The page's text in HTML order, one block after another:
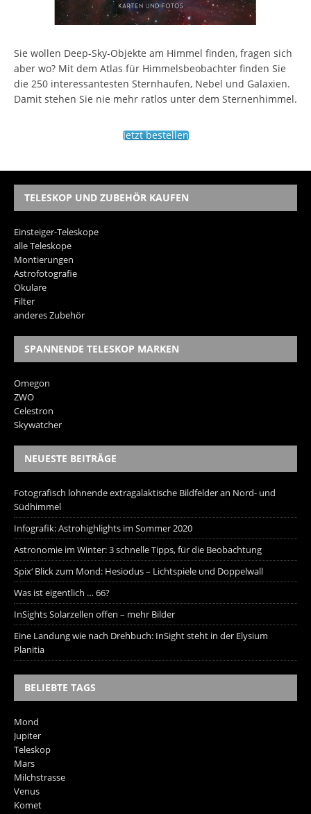
Sie wollen Deep-Sky-Objekte am Himmel finden, fragen sich
aber wo? Mit dem Atlas für Himmelsbeobachter finden Sie
die 250 interessantesten Sternhaufen, Nebel und Galaxien.
Damit stehen Sie nie mehr ratlos unter dem Sternenhimmel.
Jetzt bestellen
TELESKOP UND ZUBEHÖR KAUFEN
Einsteiger-Teleskope
alle Teleskope
Montierungen
Astrofotografie
Okulare
Filter
anderes Zubehör
SPANNENDE TELESKOP MARKEN
Omegon
ZWO
Celestron
Skywatcher
NEUESTE BEITRÄGE
Fotografisch lohnende extragalaktische Bildfelder an Nord- und
Südhimmel
Infografik: Astrohighlights im Sommer 2020
Astronomie im Winter: 3 schnelle Tipps, für die Beobachtung
Spix‘ Blick zum Mond: Hesiodus – Lichtspiele und Doppelwall
Was ist eigentlich … 66?
InSights Solarzellen offen – mehr Bilder
Eine Landung wie nach Drehbuch: InSight steht in der Elysium
Planitia
BELIEBTE TAGS
Mond
Jupiter
Teleskop
Mars
Milchstrasse
Venus
Komet